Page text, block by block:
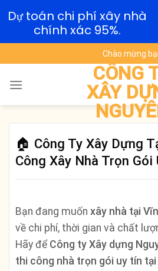
to
content
Chào mừng
CÔNG
XÂY
🏠 Công Ty Xây Dựng
Công Xây Nhà Trọn Gói
Bạn đang muốn xây nhà tại
về chi phí, thời gian và chất
Hãy để Công ty Xây dựng
thi công nhà trọn gói uy tín tại
Dự toán chi phí xây nhà
chính xác 95%.